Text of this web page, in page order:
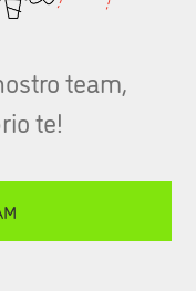
team,
te!